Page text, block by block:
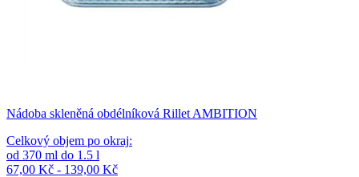
Nádoba skleněná obdélníková Rillet AMBITION
Celkový objem po okraj:
od 370 ml do 1.5 l
67,00 Kč - 139,00 Kč